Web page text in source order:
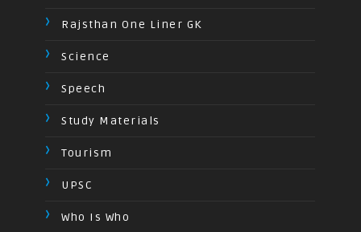
Rajsthan One Liner GK
Science
Speech
Study Materials
Tourism
UPSC
Who Is Who